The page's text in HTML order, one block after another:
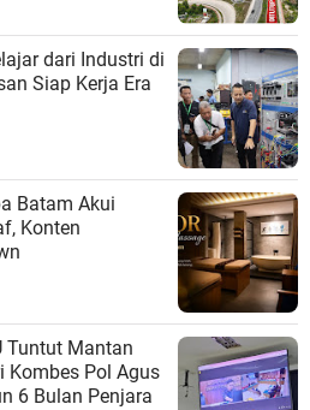
dari Industri di
Siap Kerja Era
Batam Akui
Konten
Tuntut Mantan
Kombes Pol Agus
6 Bulan Penjara